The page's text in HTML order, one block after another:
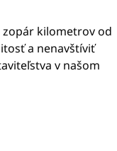
zopár kilometrov od
a nenavštíviť
v našom